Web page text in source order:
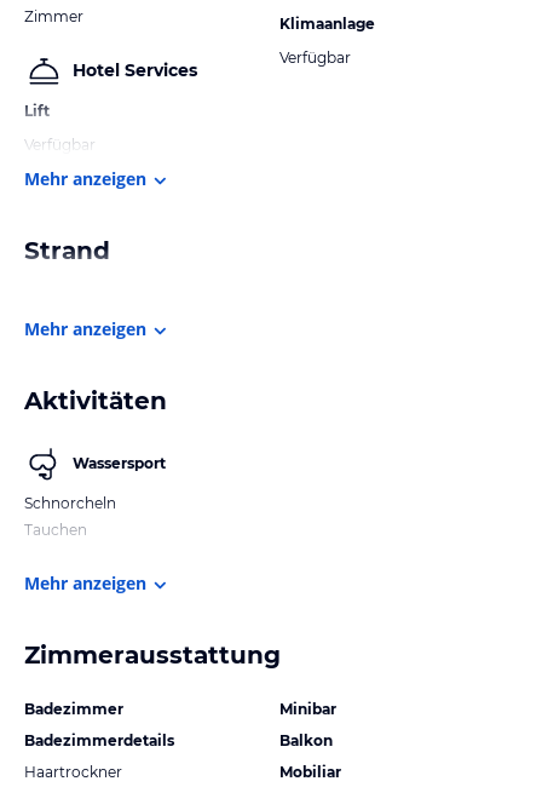
Zimmer
Hotel Services
Lift
Verfügbar
Klimaanlage
Verfügbar
Mehr anzeigen
Strand
Mehr anzeigen
Aktivitäten
Wassersport
Schnorcheln
Tauchen
Mehr anzeigen
Zimmerausstattung
Badezimmer
Badezimmerdetails
Haartrockner
Minibar
Balkon
Mobiliar